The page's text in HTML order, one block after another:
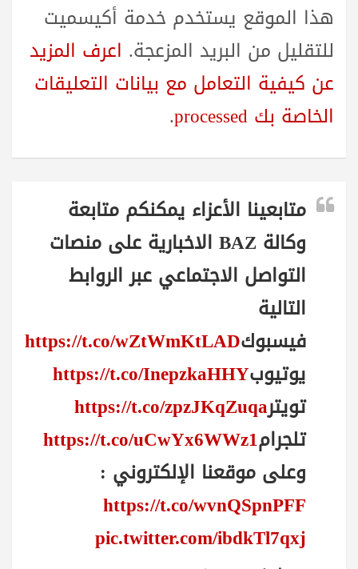
هذا الموقع يستخدم خدمة أكيسميت
للتقليل من البريد المزعجة. اعرف المزيد
عن كيفية التعامل مع بيانات التعليقات
الخاصة بك processed
.
متابعينا الأعزاء يمكنكم متابعة
وكالة BAZ الاخبارية على منصات
التواصل الاجتماعي عبر الروابط
التالية
فيسبوكhttps://t.co/wZtWmKtLAD
يوتيوبhttps://t.co/InepzkaHHY
تويترhttps://t.co/zpzJKqZuqa
تلجرامhttps://t.co/uCwYx6WWz1
وعلى موقعنا الإلكتروني :
https://t.co/wvnQSpnPFF
pic.twitter.com/ibdkTl7qxj